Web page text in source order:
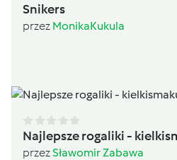
Snikers
przez MonikaKukula
Najlepsze
przezSławomir Zabawa